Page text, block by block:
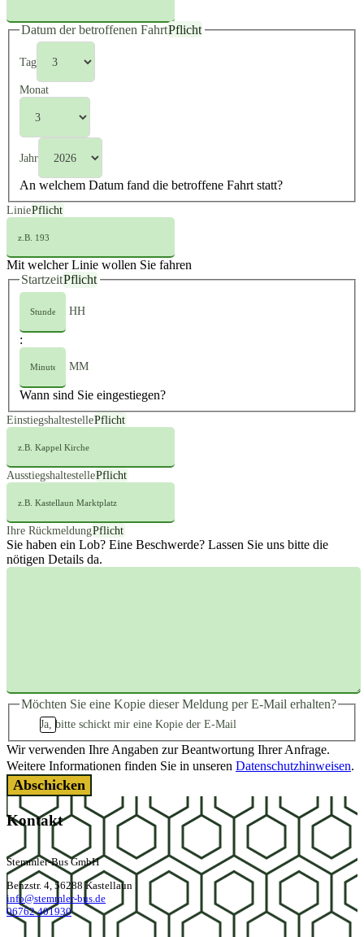
Datum der betroffenen FahrtPflicht
Tag
Monat
Jahr
An welchem Datum fand die betroffene Fahrt statt?
LiniePflicht
Mit welcher Linie wollen Sie fahren
StartzeitPflicht
HH
:
MM
Wann sind Sie eingestiegen?
EinstiegshaltestellePflicht
AusstiegshaltestellePflicht
Ihre RückmeldungPflicht
Sie haben ein Lob? Eine Beschwerde? Lassen Sie uns bitte die
nötigen Details da.
Möchten Sie eine Kopie dieser Meldung per E-Mail erhalten?
Ja, bitte schickt mir eine Kopie der E-Mail
Wir verwenden Ihre Angaben zur Beantwortung Ihrer Anfrage.
Weitere Informationen finden Sie in unseren Datenschutzhinweisen.
Footer
Kontakt
Stemmler-Bus GmbH
Benzstr. 4, 56288 Kastellaun
info@stemmler-bus.de
06762 401930